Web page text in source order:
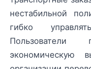
нестабильной
гибко
экономическую